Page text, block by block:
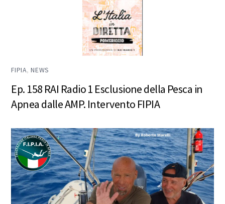
FIPIA,NEWS
Ep. 158 RAI Radio 1 Esclusione della Pesca in
Apnea dalle AMP. Intervento FIPIA